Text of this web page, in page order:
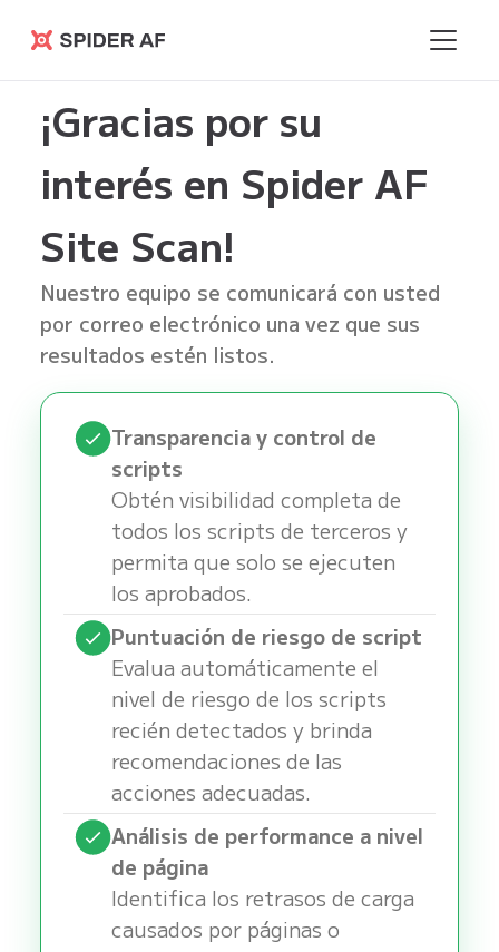
Spider AF
¡Gracias por su
interés en Spider AF
Site Scan!
Nuestro equipo se comunicará con usted
por correo electrónico una vez que sus
resultados estén listos.
Transparencia y control de
scripts
Obtén visibilidad completa de
todos los scripts de terceros y
permita que solo se ejecuten
los aprobados.
Puntuación de riesgo de script
Evalua automáticamente el
nivel de riesgo de los scripts
recién detectados y brinda
recomendaciones de las
acciones adecuadas.
Análisis de performance a nivel
de página
Identifica los retrasos de carga
causados por páginas o